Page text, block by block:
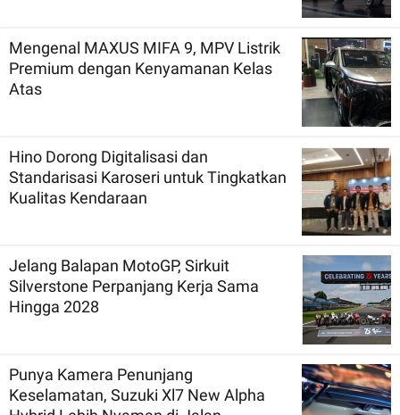
Mengenal MAXUS MIFA 9, MPV Listrik
Premium dengan Kenyamanan Kelas
Atas
Hino Dorong Digitalisasi dan
Standarisasi Karoseri untuk Tingkatkan
Kualitas Kendaraan
Jelang Balapan MotoGP, Sirkuit
Silverstone Perpanjang Kerja Sama
Hingga 2028
Punya Kamera Penunjang
Keselamatan, Suzuki Xl7 New Alpha